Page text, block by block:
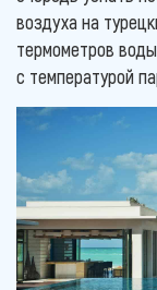
воздуха на
термометров
с температурой